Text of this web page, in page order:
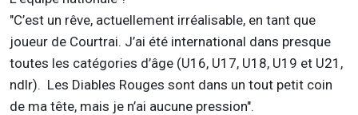
"C’est un rêve, actuellement irréalisable, en tant que
joueur de Courtrai. J’ai été international dans presque
toutes les catégories d’âge (U16, U17, U18, U19 et U21,
ndlr). Les Diables Rouges sont dans un tout petit coin
de ma tête, mais je n’ai aucune pression".